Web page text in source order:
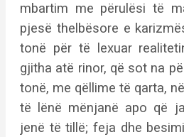
mbartim me përulësi të
pjesë thelbësore e
tonë për të lexuar
gjitha atë rinor, që sot na
tonë, me qëllime të qarta,
të lënë mënjanë apo që
jenë të tillë; feja dhe